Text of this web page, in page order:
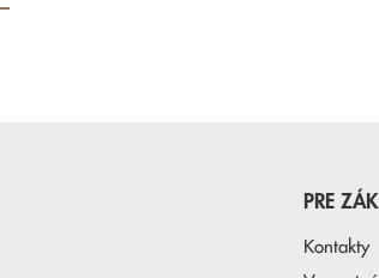
PRE
Kontakty